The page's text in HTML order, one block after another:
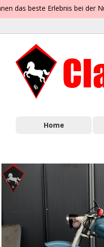
das beste Erlebnis bei der
Home